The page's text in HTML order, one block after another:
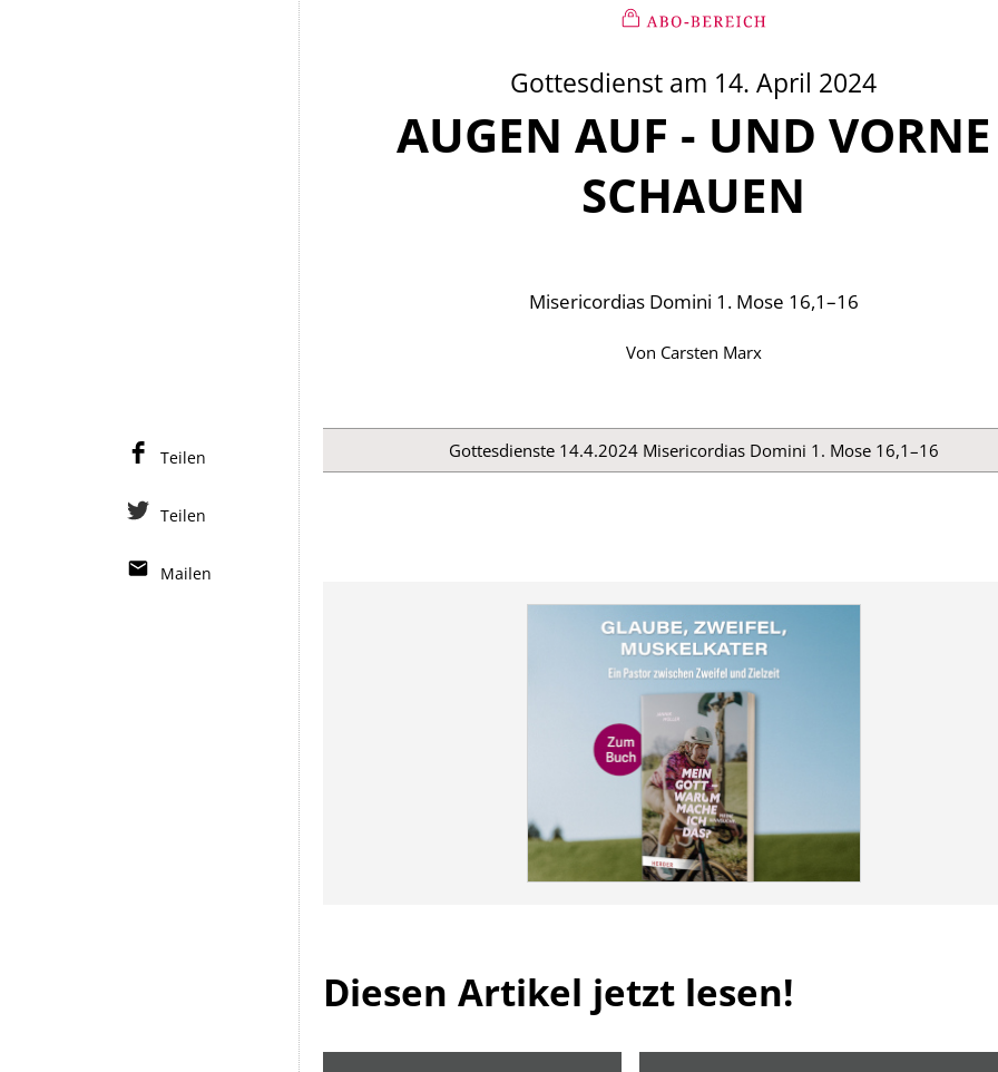
Gottesdienst am 14. April 2024
:
AUGEN AUF - UND VORNE
SCHAUEN
Misericordias Domini 1. Mose 16,1–16
Von Carsten Marx
Gottesdienste 14.4.2024 Misericordias Domini 1. Mose 16,1–16
Diesen Artikel jetzt lesen!
Teilen
Teilen
Mailen